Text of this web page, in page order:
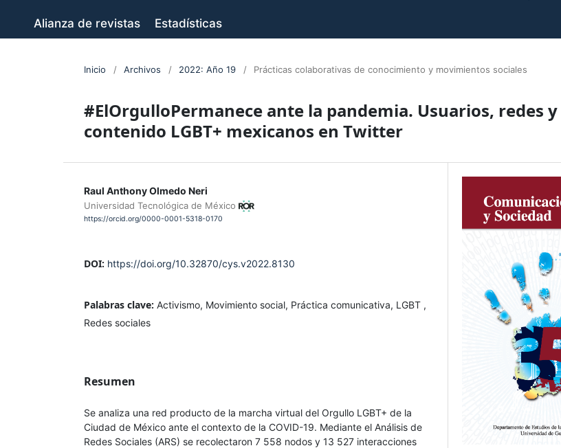
Alianza de revistas Estadísticas
Inicio / Archivos / 2022: Año 19 / Prácticas colaborativas de conocimiento y movimientos sociales
#ElOrgulloPermanece ante la pandemia. Usuarios, redes y
contenido LGBT+ mexicanos en Twitter
Raul Anthony Olmedo Neri
Universidad Tecnológica de México
https://orcid.org/0000-0001-5318-0170
DOI: https://doi.org/10.32870/cys.v2022.8130
Palabras clave: Activismo, Movimiento social, Práctica comunicativa, LGBT ,
Redes sociales
Resumen
Se analiza una red producto de la marcha virtual del Orgullo LGBT+ de la
Ciudad de México ante el contexto de la COVID-19. Mediante el Análisis de
Redes Sociales (ARS) se recolectaron 7 558 nodos y 13 527 interacciones